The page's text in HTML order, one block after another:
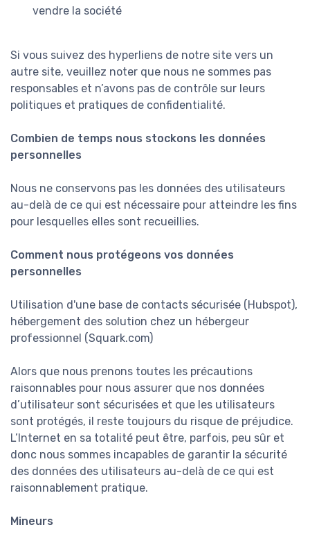
vendre la société
Si vous suivez des hyperliens de notre site vers un
autre site, veuillez noter que nous ne sommes pas
responsables et n’avons pas de contrôle sur leurs
politiques et pratiques de confidentialité.
Combien de temps nous stockons les données
personnelles
Nous ne conservons pas les données des utilisateurs
au-delà de ce qui est nécessaire pour atteindre les fins
pour lesquelles elles sont recueillies.
Comment nous protégeons vos données
personnelles
Utilisation d'une base de contacts sécurisée (Hubspot),
hébergement des solution chez un hébergeur
professionnel (Squark.com)
Alors que nous prenons toutes les précautions
raisonnables pour nous assurer que nos données
d’utilisateur sont sécurisées et que les utilisateurs
sont protégés, il reste toujours du risque de préjudice.
L’Internet en sa totalité peut être, parfois, peu sûr et
donc nous sommes incapables de garantir la sécurité
des données des utilisateurs au-delà de ce qui est
raisonnablement pratique.
Mineurs